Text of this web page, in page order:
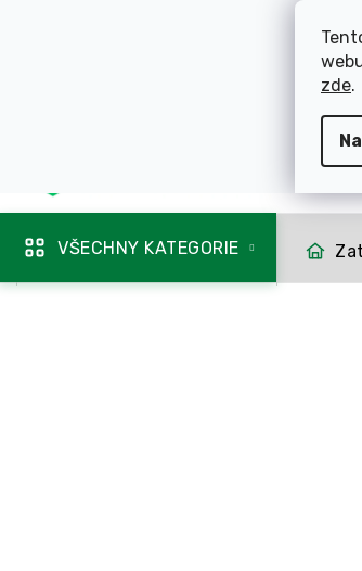
zde.
VŠECHNY KATEGORIE